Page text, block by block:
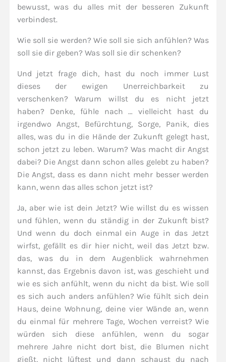
bewusst, was du alles mit der besseren Zukunft
verbindest.
Wie soll sie werden? Wie soll sie sich anfühlen? Was
soll sie dir geben? Was soll sie dir schenken?
Und jetzt frage dich, hast du noch immer Lust
dieses der ewigen Unerreichbarkeit zu
verschenken? Warum willst du es nicht jetzt
haben? Denke, fühle nach … vielleicht hast du
irgendwo Angst, Befürchtung, Sorge, Panik, dies
alles, was du in die Hände der Zukunft gelegt hast,
schon jetzt zu leben. Warum? Was macht dir Angst
dabei? Die Angst dann schon alles gelebt zu haben?
Die Angst, dass es dann nicht mehr besser werden
kann, wenn das alles schon jetzt ist?
Ja, aber wie ist dein Jetzt? Wie willst du es wissen
und fühlen, wenn du ständig in der Zukunft bist?
Und wenn du doch einmal ein Auge in das Jetzt
wirfst, gefällt es dir hier nicht, weil das Jetzt bzw.
das, was du in dem Augenblick wahrnehmen
kannst, das Ergebnis davon ist, was geschieht und
wie es sich anfühlt, wenn du nicht da bist. Wie soll
es sich auch anders anfühlen? Wie fühlt sich dein
Haus, deine Wohnung, deine vier Wände an, wenn
du einmal für mehrere Tage, Wochen verreist? Wie
würden sich diese anfühlen, wenn du sogar
mehrere Jahre nicht dort bist, die Blumen nicht
gießt, nicht lüftest und dann schaust du nach